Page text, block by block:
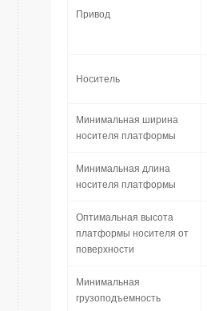
Привод
Носитель
Минимальная ширина
носителя платформы
Минимальная длина
носителя платформы
Оптимальная высота
платформы носителя от
поверхности
Минимальная
грузоподъемность